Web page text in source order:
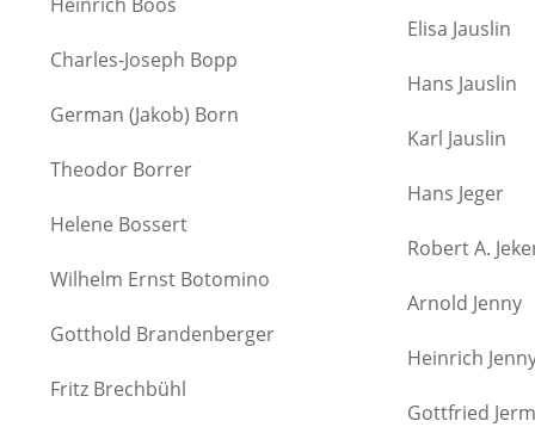
Charles-Joseph Bopp
German (Jakob) Born
Theodor Borrer
Helene Bossert
Wilhelm Ernst Botomino
Gotthold Brandenberger
Fritz Brechbühl
Elisa Jauslin
Hans Jauslin
Karl Jauslin
Hans Jeger
Robert A.
Arnold Jenny
Heinrich
Gottfried